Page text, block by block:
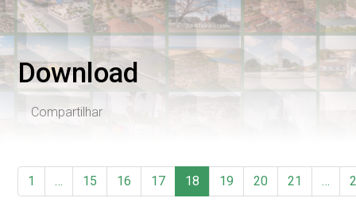
Download
Compartilhar
1 … 15 16 17 18 19 20 21 …